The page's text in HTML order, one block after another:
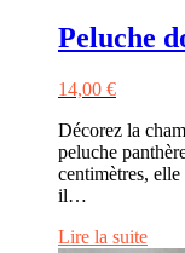
Peluche
14,00 €
Décorez la
peluche
centimètres, elle
il…
Lire la suite